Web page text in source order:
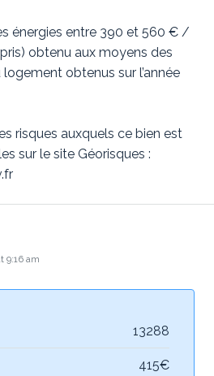
énergies entre 390 et 560 € /
obtenu aux moyens des
logement obtenus sur l’année
risques auxquels ce bien est
sur le site Géorisques :
9:16 am
13288
415€